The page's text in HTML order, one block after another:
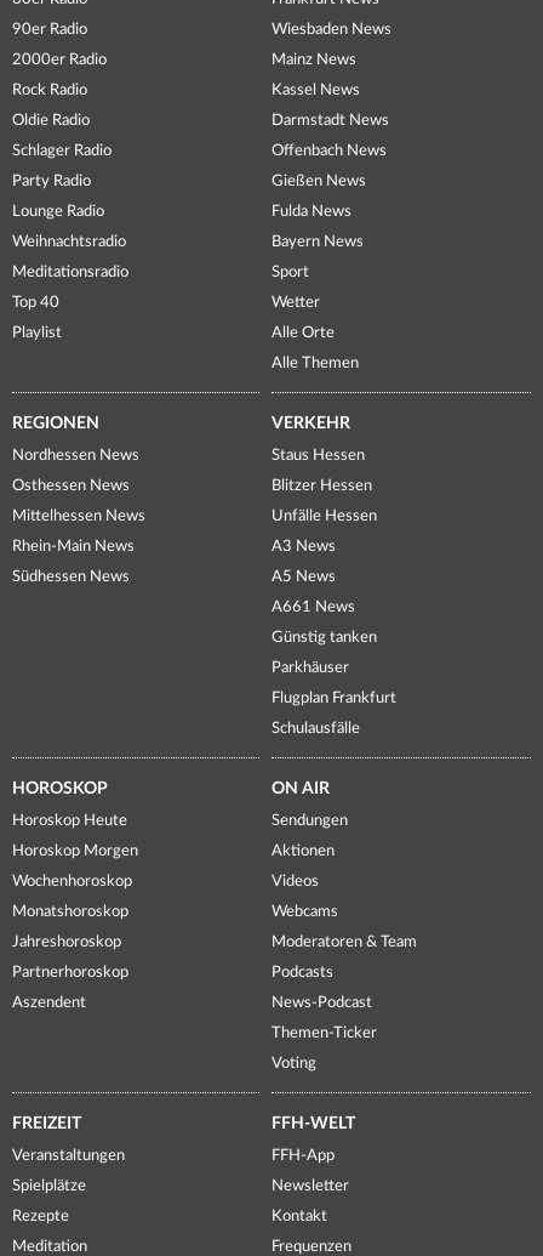
90er Radio
2000er Radio
Rock Radio
Oldie Radio
Schlager Radio
Party Radio
Lounge Radio
Weihnachtsradio
Meditationsradio
Top 40
Playlist
Wiesbaden News
Mainz News
Kassel News
Darmstadt News
Offenbach News
Gießen News
Fulda News
Bayern News
Sport
Wetter
Alle Orte
Alle Themen
REGIONEN
Nordhessen News
Osthessen News
Mittelhessen News
Rhein-Main News
Südhessen News
VERKEHR
Staus Hessen
Blitzer Hessen
Unfälle Hessen
A3 News
A5 News
A661 News
Günstig tanken
Parkhäuser
Flugplan Frankfurt
Schulausfälle
HOROSKOP
Horoskop Heute
Horoskop Morgen
Wochenhoroskop
Monatshoroskop
Jahreshoroskop
Partnerhoroskop
Aszendent
ON AIR
Sendungen
Aktionen
Videos
Webcams
Moderatoren & Team
Podcasts
News-Podcast
Themen-Ticker
Voting
FREIZEIT
Veranstaltungen
Spielplätze
Rezepte
Meditation
FFH-WELT
FFH-App
Newsletter
Kontakt
Frequenzen